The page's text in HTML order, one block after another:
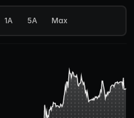
1A 5A Max